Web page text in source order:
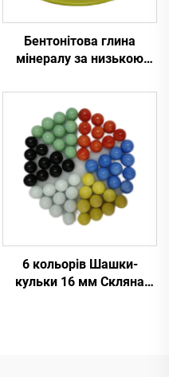
Бентонітова глина
мінералу за низькою
6 кольорів Шашки-
кульки 16 мм Скляна